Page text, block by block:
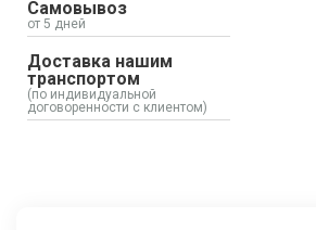
Самовывоз
от 5 дней
Доставка нашим
транспортом
(по индивидуальной
договоренности с клиентом)